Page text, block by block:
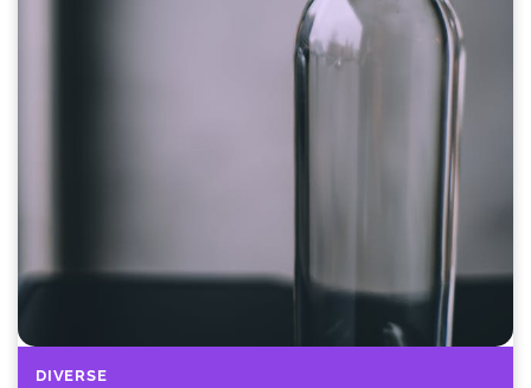
DIVERSE